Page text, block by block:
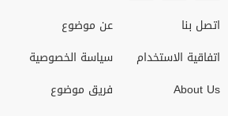
اتصل بنا
اتفاقية الاستخدام
About Us
عن موضوع
سياسة الخصوصية
فريق موضوع